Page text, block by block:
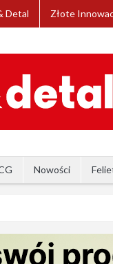
Detal Złote
Nowości